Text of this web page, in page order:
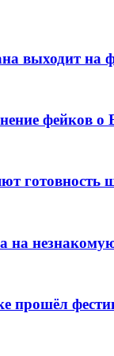
выходит
фейков
готовность
на
прошёл